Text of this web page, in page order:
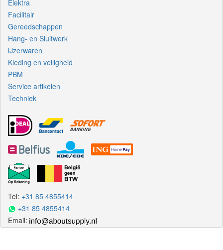
Elektra
Facilitair
Gereedschappen
Hang- en Sluitwerk
IJzerwaren
Kleding en veiligheid
PBM
Service artikelen
Techniek
Tel: +31 85 4855414
+31 85 4855414
Email: